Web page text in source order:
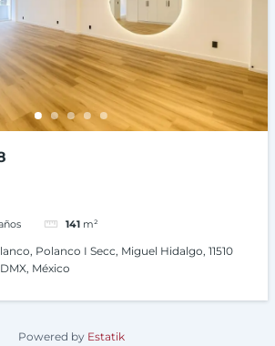
141 m²
Polanco I Secc, Miguel Hidalgo, 11510
México
Powered by Estatik